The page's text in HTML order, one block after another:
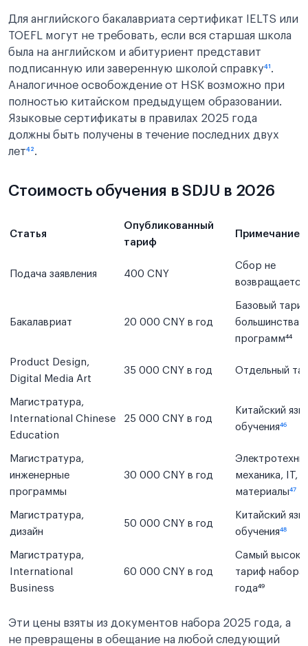
Для английского бакалавриата сертификат IELTS или
TOEFL могут не требовать, если вся старшая школа
была на английском и абитуриент представит
подписанную или заверенную школой справку⁴¹.
Аналогичное освобождение от HSK возможно при
полностью китайском предыдущем образовании.
Языковые сертификаты в правилах 2025 года
должны быть получены в течение последних двух
лет⁴².
Стоимость обучения в SDJU в 2026
Статья
Опубликованный
тариф
Примечание
Подача заявления 400 CNY
Сбор не
возвращается
Бакалавриат 20 000 CNY в год
Базовый
большинства
программ⁴⁴
Product Design,
Digital Media Art
35 000 CNY в год Отдельный
Магистратура,
International Chinese
Education
25 000 CNY в год
Китайский
обучения⁴⁶
Магистратура,
инженерные
программы
30 000 CNY в год
механика, IT,
материалы⁴⁷
Магистратура,
дизайн
50 000 CNY в год
Китайский
обучения⁴⁸
Магистратура,
International
Business
60 000 CNY в год
Самый
тариф набора
года⁴⁹
Эти цены взяты из документов набора 2025 года, а
не превращены в обещание на любой следующий